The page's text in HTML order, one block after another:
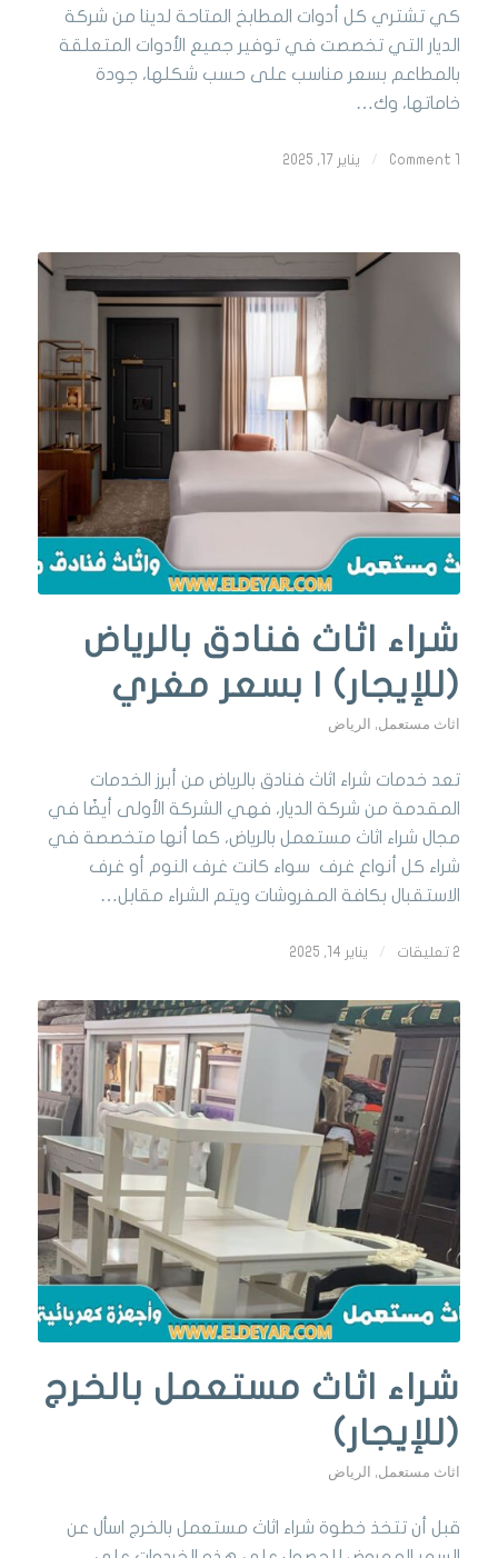
كي تشتري كل أدوات المطابخ المتاحة لدينا من شركة
الديار التي تخصصت في توفير جميع الأدوات المتعلقة
بالمطاعم بسعر مناسب على حسب شكلها، جودة
خاماتها، وك…
/ يناير 17, 2025
شراء اثاث فنادق بالرياض
(للإيجار) | بسعر مغري
اثاث مستعمل, الرياض
تعد خدمات شراء اثاث فنادق بالرياض من أبرز الخدمات
المقدمة من شركة الديار، فهي الشركة الأولى أيضًا في
مجال شراء اثاث مستعمل بالرياض، كما أنها متخصصة في
شراء كل أنواع غرف سواء كانت غرف النوم أو غرف
الاستقبال بكافة المفروشات ويتم الشراء مقابل…
2 تعليقات / يناير 14, 2025
شراء اثاث مستعمل بالخرج
(للإيجار)
اثاث مستعمل, الرياض
قبل أن تتخذ خطوة شراء اثاث مستعمل بالخرج اسأل عن